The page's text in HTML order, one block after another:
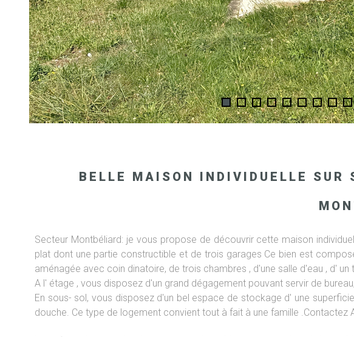
BELLE MAISON INDIVIDUELLE SUR
Secteur Montbéliard: je vous propose de découvrir cette maison
plat dont une partie constructible et de trois garages Ce bien est
aménagée avec coin dinatoire, de trois chambres , d'une salle d'eau , d' un
A l' étage , vous disposez d'un grand dégagement pouvant servir de
En sous- sol, vous disposez d'un bel espace de stockage d' une
douche. Ce type de logement convient tout à fait à une famille .Contactez